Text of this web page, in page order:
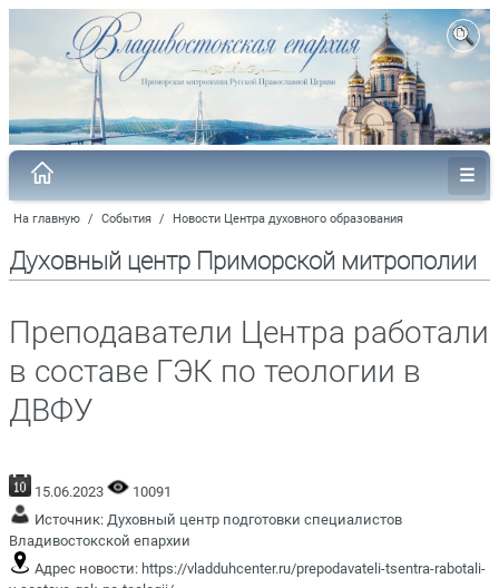
На главную / События / Новости Центра духовного образования
Духовный центр Приморской митрополии
Преподаватели Центра работали
в составе ГЭК по теологии в
ДВФУ
15.06.2023
10091
Источник: Духовный центр подготовки специалистов
Владивостокской епархии
Адрес новости: https://vladduhcenter.ru/prepodavateli-tsentra-rabotali-